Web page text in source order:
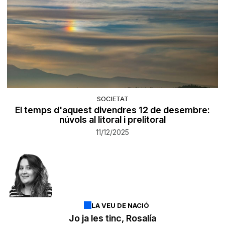
SOCIETAT
El temps d'aquest divendres 12 de desembre:
núvols al litoral i prelitoral
11/12/2025
LA VEU DE NACIÓ
Jo ja les tinc, Rosalía